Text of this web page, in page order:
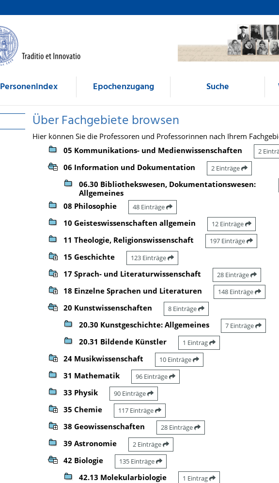
Personenindex Epochenzugang Suche
Über Fachgebiete browsen
Hier können Sie die Professoren und Professorinnen nach Ihrem
05 Kommunikations- und Medienwissenschaften
2
06 Information und Dokumentation 2 Einträge
06.30 Bibliothekswesen, Dokumentationswesen:
Allgemeines
08 Philosophie 48 Einträge
10 Geisteswissenschaften allgemein 12 Einträge
11 Theologie, Religionswissenschaft 197 Einträge
15 Geschichte 123 Einträge
17 Sprach- und Literaturwissenschaft 28 Einträge
18 Einzelne Sprachen und Literaturen 148 Einträge
20 Kunstwissenschaften 8 Einträge
20.30 Kunstgeschichte: Allgemeines 7 Einträge
20.31 Bildende Künstler 1 Eintrag
24 Musikwissenschaft 10 Einträge
31 Mathematik 96 Einträge
33 Physik 90 Einträge
35 Chemie 117 Einträge
38 Geowissenschaften 28 Einträge
39 Astronomie 2 Einträge
42 Biologie 135 Einträge
42.13 Molekularbiologie 1 Eintrag